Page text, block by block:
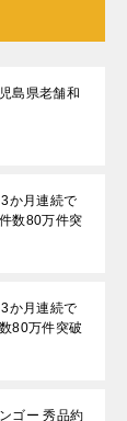
島県老舗和
か月連続で
数80万件突
か月連続で
80万件突破
ゴー 秀品約